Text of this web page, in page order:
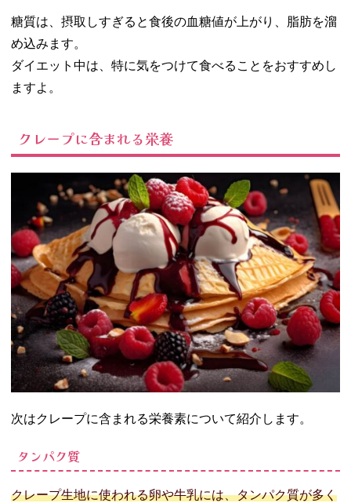
糖質は、摂取しすぎると食後の血糖値が上がり、脂肪を溜
め込みます。
ダイエット中は、特に気をつけて食べることをおすすめし
ますよ。
クレープに含まれる栄養
次はクレープに含まれる栄養素について紹介します。
タンパク質
クレープ生地に使われる卵や牛乳には、タンパク質が多く